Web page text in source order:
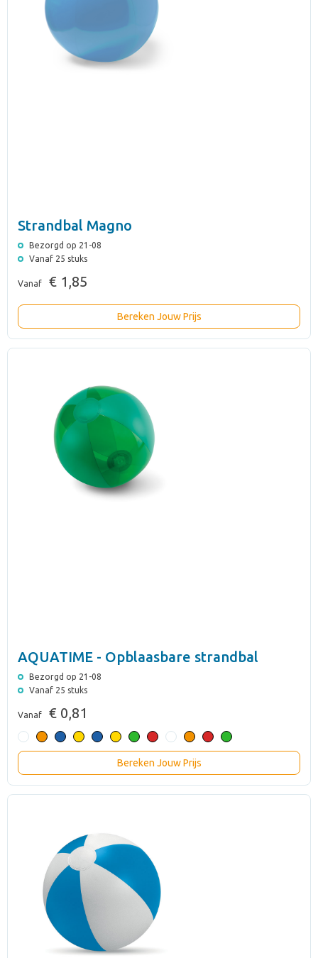
Strandbal Magno
Bezorgd op 21-08
Vanaf 25 stuks
Vanaf € 1,85
Bereken Jouw Prijs
AQUATIME - Opblaasbare strandbal
Bezorgd op 21-08
Vanaf 25 stuks
Vanaf € 0,81
Bereken Jouw Prijs